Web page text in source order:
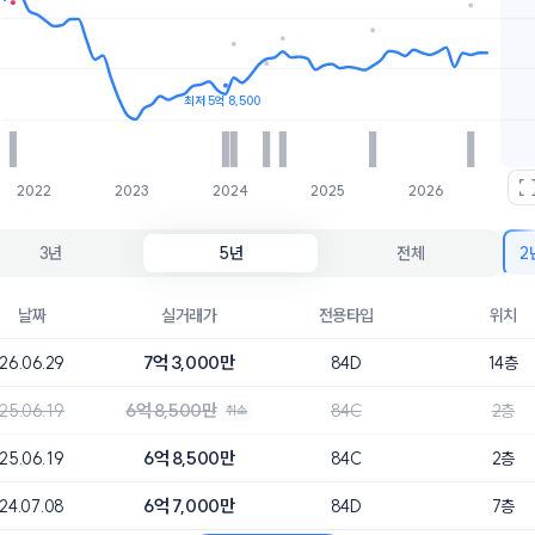
2022 2023 2024 2025 2026
최저 5억 8,500
매물수
7.5억
2개
3년 5년 전체 2
날짜 실거래가 전용타입 위치
26.06.29 7억 3,000만 84D 14층
25.06.19 6억 8,500만 취소 84C 2층
25.06.19 6억 8,500만 84C 2층
24.07.08 6억 7,000만 84D 7층